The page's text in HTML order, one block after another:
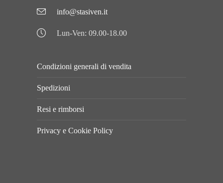
info@stasiven.it
Lun-Ven: 09.00-18.00
Condizioni generali di vendita
Spedizioni
Resi e rimborsi
Privacy e Cookie Policy